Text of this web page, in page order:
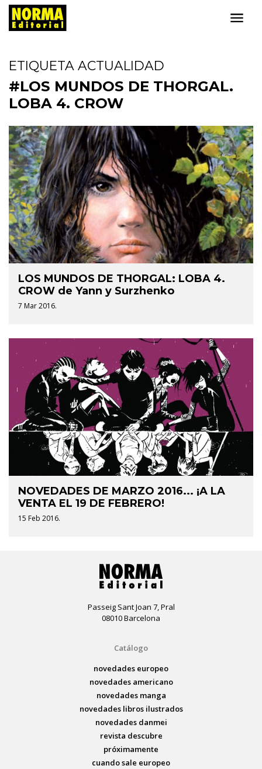
ETIQUETA ACTUALIDAD
#LOS MUNDOS DE THORGAL.
LOBA 4. CROW
LOS MUNDOS DE THORGAL: LOBA 4.
CROW de Yann y Surzhenko
7 Mar 2016.
NOVEDADES DE MARZO 2016... ¡A LA
VENTA EL 19 DE FEBRERO!
15 Feb 2016.
Passeig Sant Joan 7, Pral
08010 Barcelona
Catálogo
novedades europeo
novedades americano
novedades manga
novedades libros ilustrados
novedades danmei
revista descubre
próximamente
cuando sale europeo